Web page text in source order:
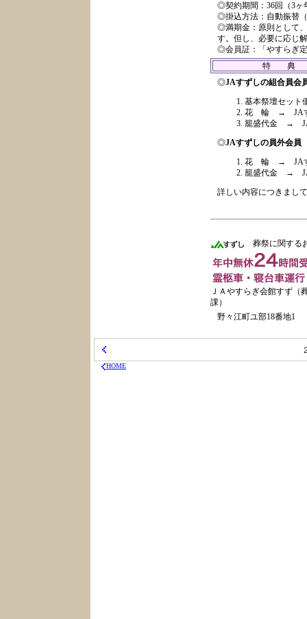
◎契約期間：36回（3ヶ
◎掛込方法：自動振替
◎満期金：原則として
す。但し、必要に応じ
◎会員証：「やすらぎ
特 典
◎JAすずしの組合員会
基本祭壇セッ
花 輪 → JAす
籠盛代金 → JA
◎JAすずしの員外会員
花 輪 → JAす
籠盛代金 → JA
詳しい内容につきまし
葬祭に関する
ＪＡやすらぎ会館すず（
課）
野々江町ユ部18番地1
HOME